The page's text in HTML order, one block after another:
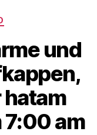
und
7:00 am